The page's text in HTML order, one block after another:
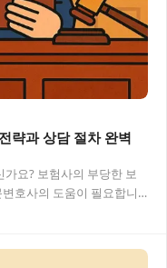
략과 상담 절차 완벽
요? 보험사의 부당한 보
호사의 도움이 필요합니
호사…